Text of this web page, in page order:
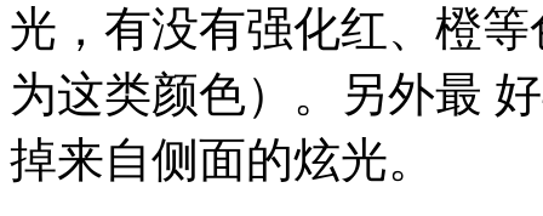
光，有没有强化红、橙
为这类颜色）。另外最
掉来自侧面的炫光。